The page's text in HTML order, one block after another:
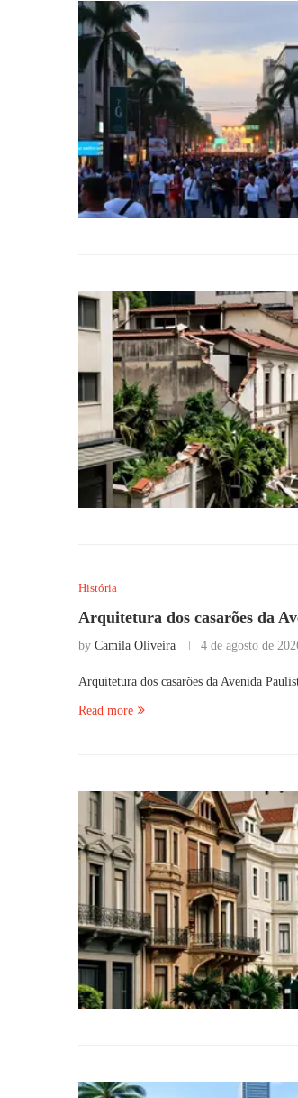
História
Arquitetura dos casarões da
by Camila Oliveira 4 de agosto de
Arquitetura dos casarões da Avenida
Read more